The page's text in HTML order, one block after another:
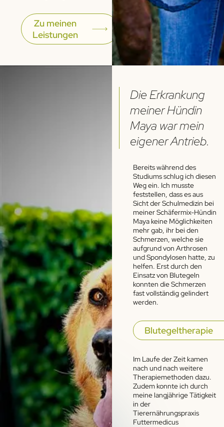
Zu meinen
Leistungen
Die Erkrankung
meiner Hündin
Maya war mein
eigener Antrieb.
Bereits während des
Studiums schlug ich diesen
Weg ein. Ich musste
feststellen, dass es aus
Sicht der Schulmedizin bei
meiner Schäfermix-Hündin
Maya keine Möglichkeiten
mehr gab, ihr bei den
Schmerzen, welche sie
aufgrund von Arthrosen
und Spondylosen hatte, zu
helfen. Erst durch den
Einsatz von Blutegeln
konnten die Schmerzen
fast vollständig gelindert
werden.
Blutegeltherapie
Im Laufe der Zeit kamen
nach und nach weitere
Therapiemethoden dazu.
Zudem konnte ich durch
meine langjährige Tätigkeit
in der
Tierernährungspraxis
Futtermedicus